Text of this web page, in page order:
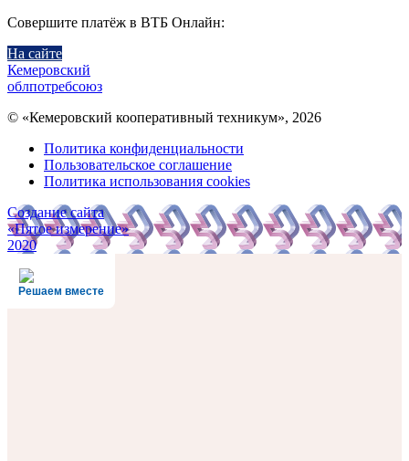
Совершите платёж в ВТБ Онлайн:
На сайте
Кемеровский
облпотребсоюз
© «Кемеровский кооперативный техникум», 2026
Политика конфиденциальности
Пользовательское соглашение
Политика использования cookies
Создание сайта
«Пятое измерение»
2020
Решаем вместе